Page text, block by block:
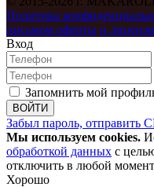
Политика
письмом оферты и
Вход
Запомнить мой
ВОЙТИ
Забыл пароль, отправить
Мы используем cookies.
обработкой данных с
отключить в любой момент
Хорошо